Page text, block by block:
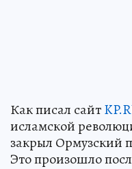
Как писал сайт
исламской
закрыл Ормузский
Это произошло